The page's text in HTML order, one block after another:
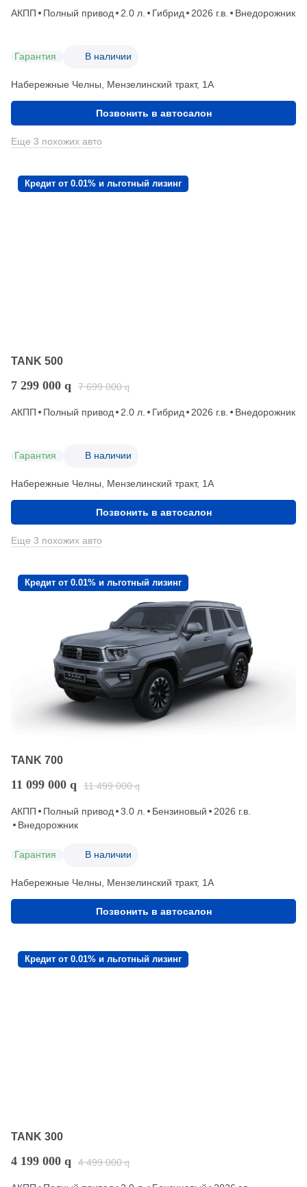
АКПП Полный привод 2.0 л. Гибрид 2026 г.в. Внедорожник
Гарантия В наличии
Набережные Челны, Мензелинский тракт, 1А
Позвонить в автосалон
Еще 3 похожих авто
Кредит от 0.01% и льготный лизинг
TANK 500
7 299 000 q 7 699 000 q
АКПП Полный привод 2.0 л. Гибрид 2026 г.в. Внедорожник
Гарантия В наличии
Набережные Челны, Мензелинский тракт, 1А
Позвонить в автосалон
Еще 3 похожих авто
Кредит от 0.01% и льготный лизинг
TANK 700
11 099 000 q 11 499 000 q
АКПП Полный привод 3.0 л. Бензиновый
2026 г.в.
Внедорожник
Гарантия В наличии
Набережные Челны, Мензелинский тракт, 1А
Позвонить в автосалон
Кредит от 0.01% и льготный лизинг
TANK 300
4 199 000 q 4 499 000 q